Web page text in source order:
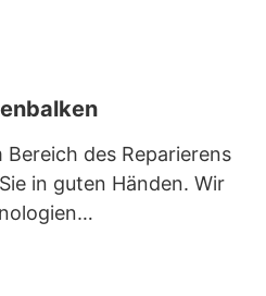
des Reparierens
in guten Händen. Wir